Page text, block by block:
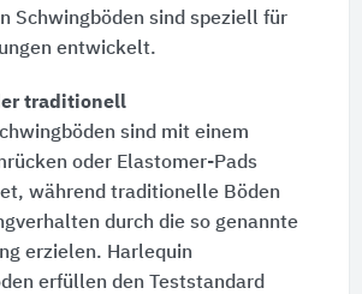
Schwingböden sind speziell für
entwickelt.
traditionell
sind mit einem
oder Elastomer-Pads
während traditionelle Böden
durch die so genannte
erzielen. Harlequin
erfüllen den Teststandard